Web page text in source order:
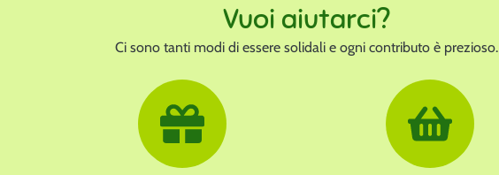
Vuoi aiutarci?
Ci sono tanti modi di essere solidali e ogni contributo è prezioso.